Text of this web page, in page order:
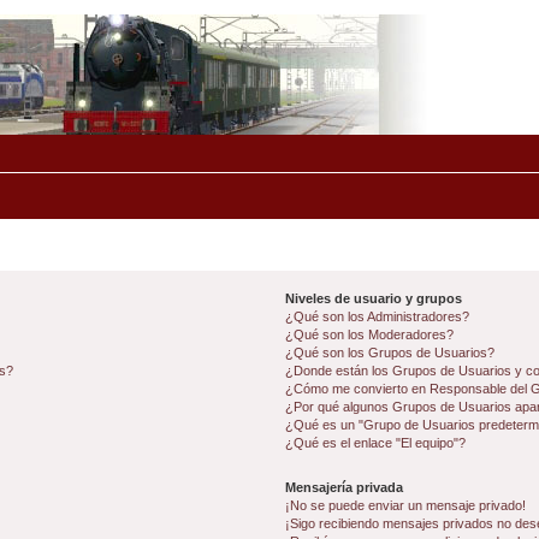
Niveles de usuario y grupos
¿Qué son los Administradores?
¿Qué son los Moderadores?
¿Qué son los Grupos de Usuarios?
¿Donde están los Grupos de Usuarios y
¿Cómo me convierto en Responsable del
¿Por qué algunos Grupos de Usuarios
¿Qué es un "Grupo de Usuarios
¿Qué es el enlace "El equipo"?
Mensajería privada
¡No se puede enviar un mensaje privado!
¡Sigo recibiendo mensajes privados no